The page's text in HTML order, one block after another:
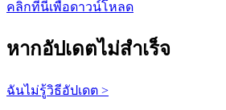
คลิกที่นี่เพื่อดาวน์โหลด
หากอัปเดตไม่สำเร็จ
ฉันไม่รู้วิธีอัปเดต >